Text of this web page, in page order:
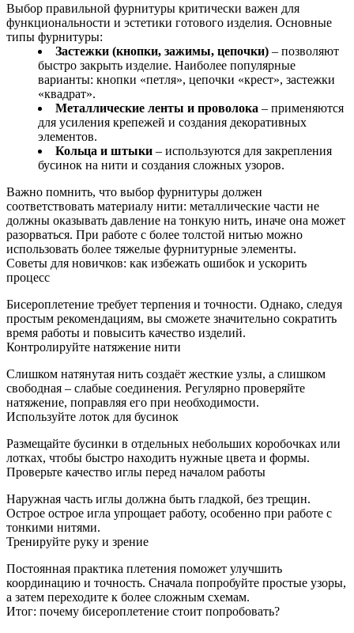
Выбор правильной фурнитуры критически важен для
функциональности и эстетики готового изделия. Основные
типы фурнитуры:
Застежки (кнопки, зажимы, цепочки) – позволяют
быстро закрыть изделие. Наиболее популярные
варианты: кнопки «петля», цепочки «крест», застежки
«квадрат».
Металлические ленты и проволока – применяются
для усиления крепежей и создания декоративных
элементов.
Кольца и штыки – используются для закрепления
бусинок на нити и создания сложных узоров.
Важно помнить, что выбор фурнитуры должен
соответствовать материалу нити: металлические части не
должны оказывать давление на тонкую нить, иначе она может
разорваться. При работе с более толстой нитью можно
использовать более тяжелые фурнитурные элементы.
Советы для новичков: как избежать ошибок и ускорить
процесс
Бисероплетение требует терпения и точности. Однако, следуя
простым рекомендациям, вы сможете значительно сократить
время работы и повысить качество изделий.
Контролируйте натяжение нити
Слишком натянутая нить создаёт жесткие узлы, а слишком
свободная – слабые соединения. Регулярно проверяйте
натяжение, поправляя его при необходимости.
Используйте лоток для бусинок
Размещайте бусинки в отдельных небольших коробочках или
лотках, чтобы быстро находить нужные цвета и формы.
Проверьте качество иглы перед началом работы
Наружная часть иглы должна быть гладкой, без трещин.
Острое острое игла упрощает работу, особенно при работе с
тонкими нитями.
Тренируйте руку и зрение
Постоянная практика плетения поможет улучшить
координацию и точность. Сначала попробуйте простые узоры,
а затем переходите к более сложным схемам.
Итог: почему бисероплетение стоит попробовать?